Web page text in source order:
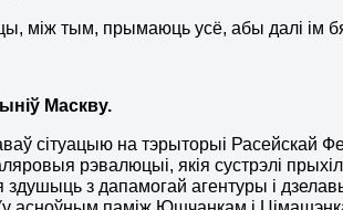
між тым, прымаюць усё, абы далі ім
Маскву.
сітуацыю на тэрыторыі Расейскай
рэвалюцыі, якія сустрэлі
здушыць з дапамогай агентуры і